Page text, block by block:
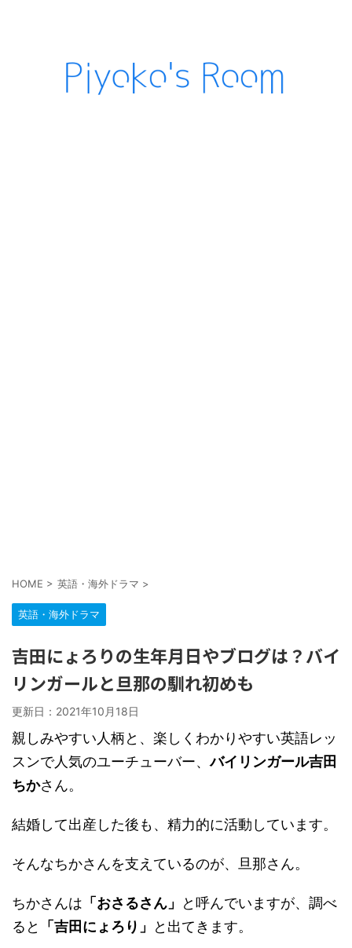
HOME > 英語・海外ドラマ >
英語・海外ドラマ
吉田にょろりの生年月日やブログは？バイ
リンガールと旦那の馴れ初めも
更新日： 2021年10月18日
親しみやすい人柄と、楽しくわかりやすい英語レッ
スンで人気のユーチューバー、バイリンガール吉田
ちかさん。
結婚して出産した後も、精力的に活動しています。
そんなちかさんを支えているのが、旦那さん。
ちかさんは 「おさるさん」
と呼んでいますが、調べ
ると
「吉田にょろり」 と出てきます。